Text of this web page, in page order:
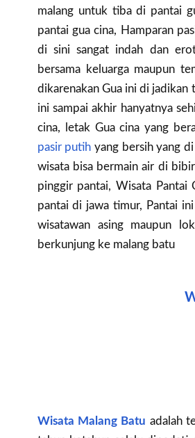
malang untuk tiba di pantai
pantai gua cina, Hamparan
di sini sangat indah dan
bersama keluarga maupun
dikarenakan Gua ini di jadikan
ini sampai akhir hanyatnya
cina, letak Gua cina yang
pasir putih yang bersih yang
wisata bisa bermain air di
pinggir pantai, Wisata Pantai
pantai di jawa timur, Pantai
wisatawan asing maupun
berkunjung ke malang batu
Wisata Malang Batu adalah